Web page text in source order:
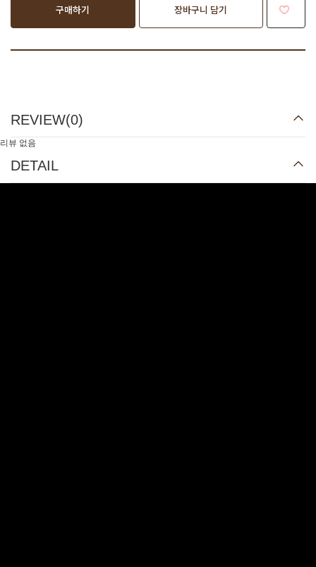
구매하기 장바구니 담기
REVIEW(0)
리뷰 없음
DETAIL